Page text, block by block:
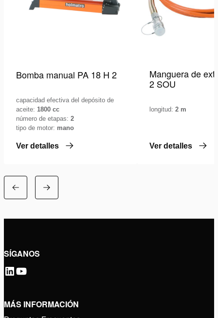
Bomba manual PA 18 H 2
capacidad efectiva del depósito de
aceite: 1800 cc
número de etapas: 2
tipo de motor: mano
Ver detalles
Manguera de
2 SOU
longitud: 2 m
Ver detalles
SÍGANOS
MÁS INFORMACIÓN